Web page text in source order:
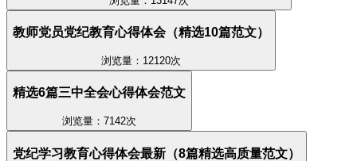
教师党员党纪教育心得体会（精选10篇范文）
浏览量：12120次
精选6篇三中全会心得体会范文
浏览量：7142次
党纪学习教育心得体会最新（8篇精选高质量范文）